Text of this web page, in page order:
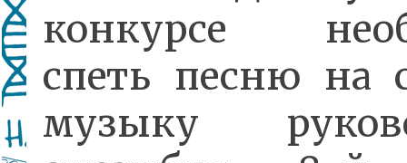
конкурсе
спеть песню на
музыку